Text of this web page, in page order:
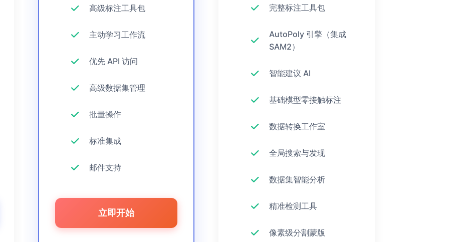
高级标注工具包
主动学习工作流
优先 API 访问
高级数据集管理
批量操作
标准集成
邮件支持
立即开始
完整标注工具包
AutoPoly 引擎（集成
SAM2）
智能建议 AI
基础模型零接触标注
数据转换工作室
全局搜索与发现
数据集智能分析
精准检测工具
像素级分割蒙版